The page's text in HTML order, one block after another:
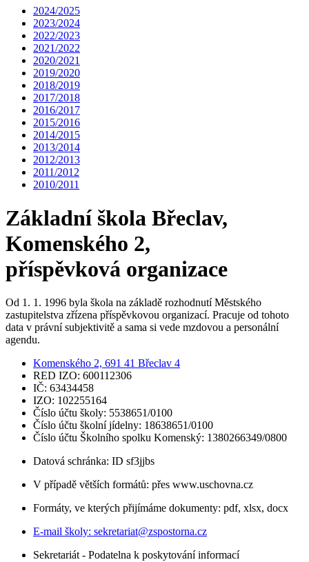
2024/2025
2023/2024
2022/2023
2021/2022
2020/2021
2019/2020
2018/2019
2017/2018
2016/2017
2015/2016
2014/2015
2013/2014
2012/2013
2011/2012
2010/2011
Základní škola Břeclav,
Komenského 2,
příspěvková organizace
Od 1. 1. 1996 byla škola na základě rozhodnutí Městského
zastupitelstva zřízena příspěvkovou organizací. Pracuje od tohoto
data v právní subjektivitě a sama si vede mzdovou a personální
agendu.
Komenského 2, 691 41 Břeclav 4
RED IZO: 600112306
IČ: 63434458
IZO: 102255164
Číslo účtu školy: 5538651/0100
Číslo účtu školní jídelny: 18638651/0100
Číslo účtu Školního spolku Komenský: 1380266349/0800
Datová schránka: ID sf3jjbs
V případě větších formátů: přes www.uschovna.cz
Formáty, ve kterých přijímáme dokumenty: pdf, xlsx, docx
E-mail školy: sekretariat@zspostorna.cz
Sekretariát - Podatelna k poskytování informací